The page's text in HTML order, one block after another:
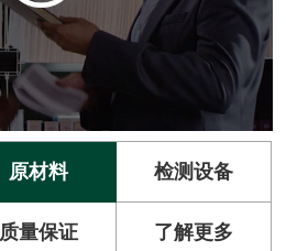
原材料 检测设备
质量保证 了解更多